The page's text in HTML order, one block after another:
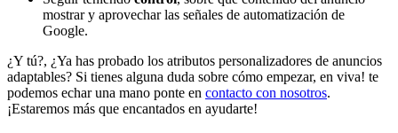
mostrar y aprovechar las señales de automatización de
Google.
¿Y tú?, ¿Ya has probado los atributos personalizadores de anuncios
adaptables? Si tienes alguna duda sobre cómo empezar, en viva! te
podemos echar una mano ponte en contacto con nosotros.
¡Estaremos más que encantados en ayudarte!